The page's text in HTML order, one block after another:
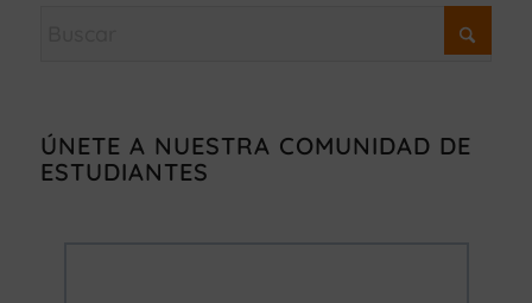
ÚNETE A NUESTRA COMUNIDAD DE
ESTUDIANTES